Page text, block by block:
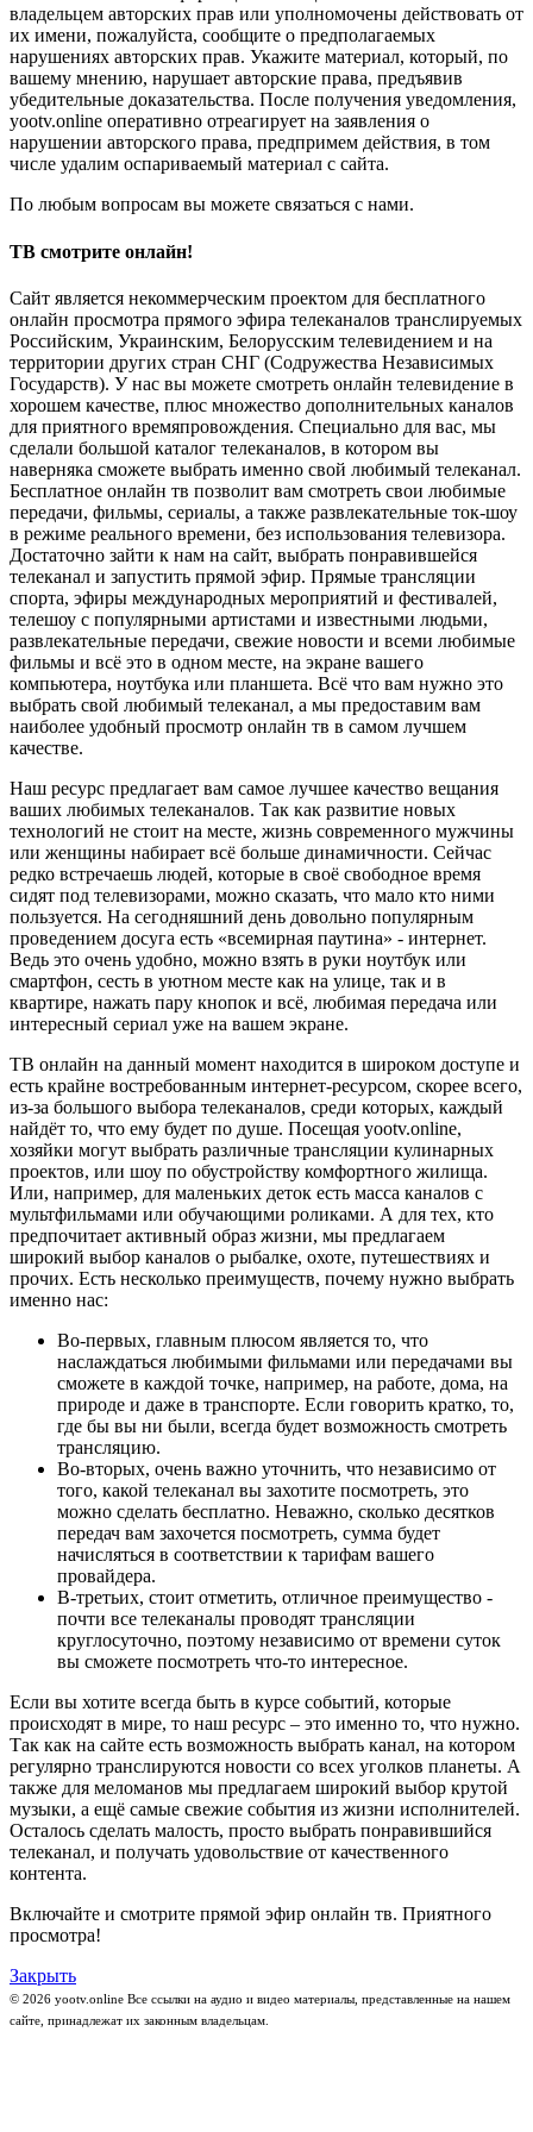
владельцем авторских прав или уполномочены действовать от
их имени, пожалуйста, сообщите о предполагаемых
нарушениях авторских прав. Укажите материал, который, по
вашему мнению, нарушает авторские права, предъявив
убедительные доказательства. После получения уведомления,
yootv.online оперативно отреагирует на заявления о
нарушении авторского права, предпримем действия, в том
числе удалим оспариваемый материал с сайта.
По любым вопросам вы можете связаться с нами.
ТВ смотрите онлайн!
Сайт является некоммерческим проектом для бесплатного
онлайн просмотра прямого эфира телеканалов транслируемых
Российским, Украинским, Белорусским телевидением и на
территории других стран СНГ (Содружества Независимых
Государств). У нас вы можете смотреть онлайн телевидение в
хорошем качестве, плюс множество дополнительных каналов
для приятного времяпровождения. Специально для вас, мы
сделали большой каталог телеканалов, в котором вы
наверняка сможете выбрать именно свой любимый телеканал.
Бесплатное онлайн тв позволит вам смотреть свои любимые
передачи, фильмы, сериалы, а также развлекательные ток-шоу
в режиме реального времени, без использования телевизора.
Достаточно зайти к нам на сайт, выбрать понравившейся
телеканал и запустить прямой эфир. Прямые трансляции
спорта, эфиры международных мероприятий и фестивалей,
телешоу с популярными артистами и известными людьми,
развлекательные передачи, свежие новости и всеми любимые
фильмы и всё это в одном месте, на экране вашего
компьютера, ноутбука или планшета. Всё что вам нужно это
выбрать свой любимый телеканал, а мы предоставим вам
наиболее удобный просмотр онлайн тв в самом лучшем
качестве.
Наш ресурс предлагает вам самое лучшее качество вещания
ваших любимых телеканалов. Так как развитие новых
технологий не стоит на месте, жизнь современного мужчины
или женщины набирает всё больше динамичности. Сейчас
редко встречаешь людей, которые в своё свободное время
сидят под телевизорами, можно сказать, что мало кто ними
пользуется. На сегодняшний день довольно популярным
проведением досуга есть «всемирная паутина» - интернет.
Ведь это очень удобно, можно взять в руки ноутбук или
смартфон, сесть в уютном месте как на улице, так и в
квартире, нажать пару кнопок и всё, любимая передача или
интересный сериал уже на вашем экране.
ТВ онлайн на данный момент находится в широком доступе и
есть крайне востребованным интернет-ресурсом, скорее всего,
из-за большого выбора телеканалов, среди которых, каждый
найдёт то, что ему будет по душе. Посещая yootv.online,
хозяйки могут выбрать различные трансляции кулинарных
проектов, или шоу по обустройству комфортного жилища.
Или, например, для маленьких деток есть масса каналов с
мультфильмами или обучающими роликами. А для тех, кто
предпочитает активный образ жизни, мы предлагаем
широкий выбор каналов о рыбалке, охоте, путешествиях и
прочих. Есть несколько преимуществ, почему нужно выбрать
именно нас:
Во-первых, главным плюсом является то, что
наслаждаться любимыми фильмами или передачами вы
сможете в каждой точке, например, на работе, дома, на
природе и даже в транспорте. Если говорить кратко, то,
где бы вы ни были, всегда будет возможность смотреть
трансляцию.
Во-вторых, очень важно уточнить, что независимо от
того, какой телеканал вы захотите посмотреть, это
можно сделать бесплатно. Неважно, сколько десятков
передач вам захочется посмотреть, сумма будет
начисляться в соответствии к тарифам вашего
провайдера.
В-третьих, стоит отметить, отличное преимущество -
почти все телеканалы проводят трансляции
круглосуточно, поэтому независимо от времени суток
вы сможете посмотреть что-то интересное.
Если вы хотите всегда быть в курсе событий, которые
происходят в мире, то наш ресурс – это именно то, что нужно.
Так как на сайте есть возможность выбрать канал, на котором
регулярно транслируются новости со всех уголков планеты. А
также для меломанов мы предлагаем широкий выбор крутой
музыки, а ещё самые свежие события из жизни исполнителей.
Осталось сделать малость, просто выбрать понравившийся
телеканал, и получать удовольствие от качественного
контента.
Включайте и смотрите прямой эфир онлайн тв. Приятного
просмотра!
Закрыть
© 2026 yootv.online Все ссылки на аудио и видео материалы, представленные на нашем
сайте, принадлежат их законным владельцам.